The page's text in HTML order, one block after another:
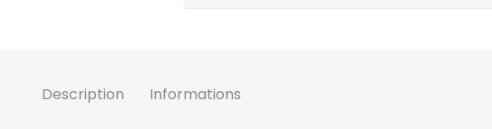
Description Informations